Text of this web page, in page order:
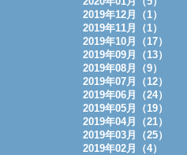
2019年12月（1）
2019年11月（1）
2019年10月（17）
2019年09月（13）
2019年08月（9）
2019年07月（12）
2019年06月（24）
2019年05月（19）
2019年04月（21）
2019年03月（25）
2019年02月（4）